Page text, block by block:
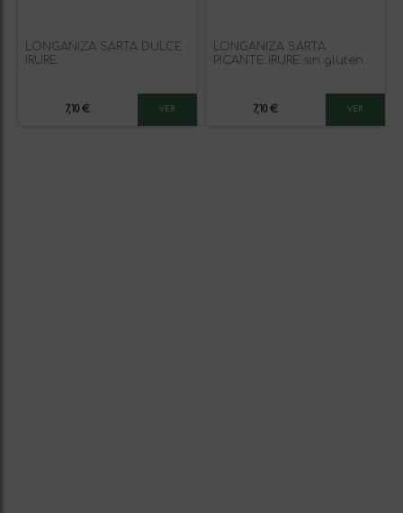
LONGANIZA SARTA DULCE
IRURE
7,10 € VER
LONGANIZA SARTA
PICANTE IRURE sin gluten
7,10 € VER